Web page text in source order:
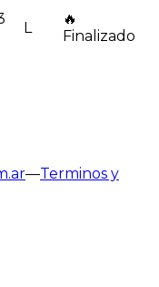
L
🔥
Finalizado
—Terminos y